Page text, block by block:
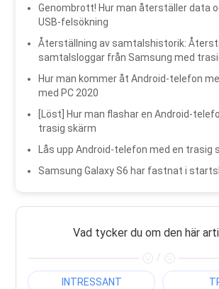
Genombrott! Hur man återställer data
USB-felsökning
Återställning av samtalshistorik:
samtalsloggar från Samsung med
Hur man kommer åt Android-telefon
med PC 2020
[Löst] Hur man flashar en Android-
trasig skärm
Lås upp Android-telefon med en trasig
Samsung Galaxy S6 har fastnat i
Vad tycker du om den här
/
INTRESSANT